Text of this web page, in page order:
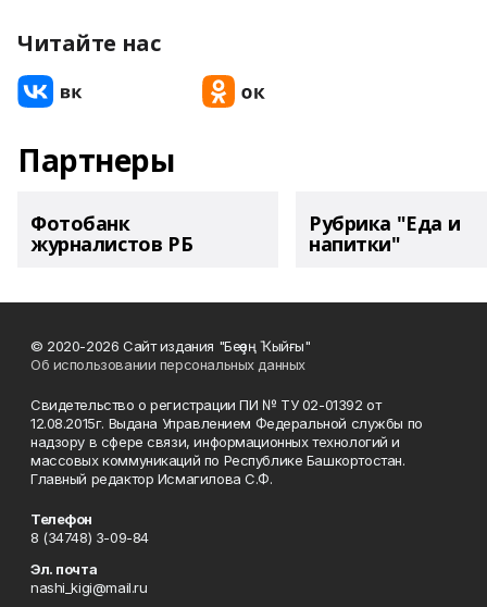
Читайте нас
Партнеры
Фотобанк
журналистов РБ
Рубрика "Еда и
напитки"
© 2020-2026 Сайт издания "Беҙҙең Ҡыйғы"
Об использовании персональных данных
Свидетельство о регистрации ПИ № ТУ 02-01392 от
12.08.2015г. Выдана Управлением Федеральной службы по
надзору в сфере связи, информационных технологий и
массовых коммуникаций по Республике Башкортостан.
Главный редактор Исмагилова С.Ф.
Телефон
8 (34748) 3-09-84
Эл. почта
nashi_kigi@mail.ru